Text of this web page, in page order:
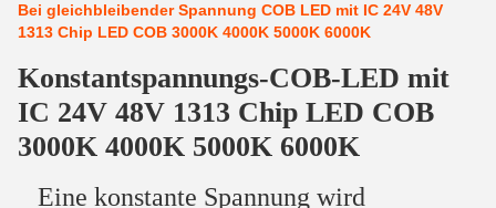
Bei gleichbleibender Spannung COB LED mit IC 24V 48V
1313 Chip LED COB 3000K 4000K 5000K 6000K
Konstantspannungs-COB-LED mit
IC 24V 48V 1313 Chip LED COB
3000K 4000K 5000K 6000K
Eine konstante Spannung wird